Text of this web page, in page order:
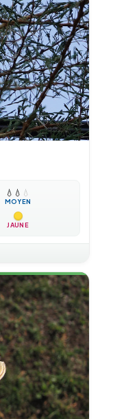
💧 💧 💧
MOYEN
JAUNE